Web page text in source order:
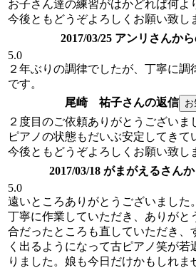
お子さん達の練習がはかどれば何よ
今後ともどうぞよろしくお願い致し
2017/03/25 アンリさんか
5.0
２年ぶりの調律でしたが、丁寧に調
です。
尾崎 祐子さんの返信
２度目のご依頼ありがとうございま
ピアノの状態もだいぶ安定してきて
今後ともどうぞよろしくお願い致し
2017/03/18 がまがえるさん
5.0
遠いところありがとうございました
丁寧に作業していただき、ありがと
合だったところも直していただき、
く出るようになって古ピアノ笑が若
りました。娘も今日だけかもしれま